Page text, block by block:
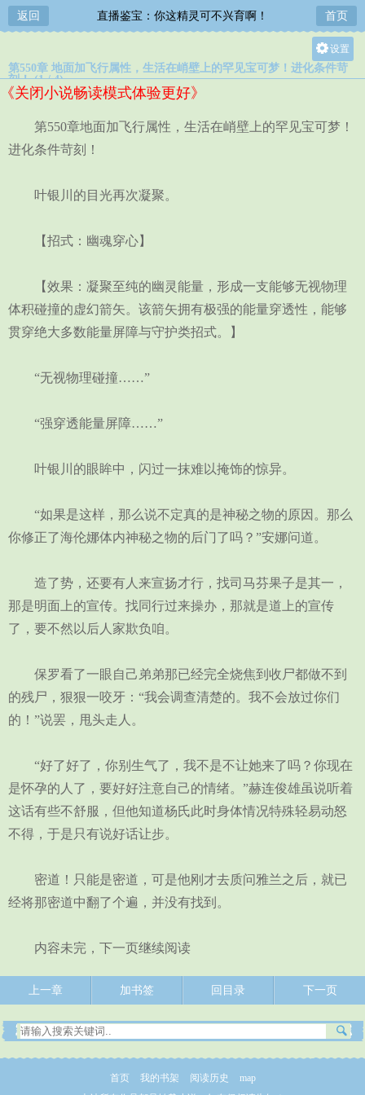
返回 直播鉴宝：你这精灵可不兴育啊！ 首页
设置
关灯
中
第550章 地面加飞行属性，生活在峭壁上的罕见宝可梦！进化条件苛
刻！ (1 / 4)
《关闭小说畅读模式体验更好》
第550章地面加飞行属性，生活在峭壁上的罕见宝可梦！
进化条件苛刻！
叶银川的目光再次凝聚。
【招式：幽魂穿心】
【效果：凝聚至纯的幽灵能量，形成一支能够无视物理
体积碰撞的虚幻箭矢。该箭矢拥有极强的能量穿透性，能够
贯穿绝大多数能量屏障与守护类招式。】
“无视物理碰撞……”
“强穿透能量屏障……”
叶银川的眼眸中，闪过一抹难以掩饰的惊异。
“如果是这样，那么说不定真的是神秘之物的原因。那么
你修正了海伦娜体内神秘之物的后门了吗？”安娜问道。
造了势，还要有人来宣扬才行，找司马芬果子是其一，
那是明面上的宣传。找同行过来操办，那就是道上的宣传
了，要不然以后人家欺负咱。
保罗看了一眼自己弟弟那已经完全烧焦到收尸都做不到
的残尸，狠狠一咬牙：“我会调查清楚的。我不会放过你们
的！”说罢，甩头走人。
“好了好了，你别生气了，我不是不让她来了吗？你现在
是怀孕的人了，要好好注意自己的情绪。”赫连俊雄虽说听着
这话有些不舒服，但他知道杨氏此时身体情况特殊轻易动怒
不得，于是只有说好话让步。
密道！只能是密道，可是他刚才去质问雅兰之后，就已
经将那密道中翻了个遍，并没有找到。
内容未完，下一页继续阅读
上一章 加书签 回目录 下一页
首页 我的书架 阅读历史
map